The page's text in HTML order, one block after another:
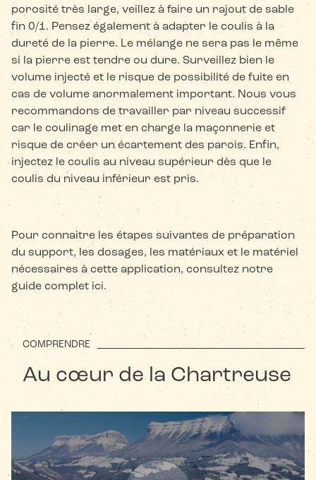
porosité très large, veillez à faire un rajout de sable
fin 0/1. Pensez également à adapter le coulis à la
dureté de la pierre. Le mélange ne sera pas le même
si la pierre est tendre ou dure. Surveillez bien le
volume injecté et le risque de possibilité de fuite en
cas de volume anormalement important. Nous vous
recommandons de travailler par niveau successif
car le coulinage met en charge la maçonnerie et
risque de créer un écartement des parois. Enfin,
injectez le coulis au niveau supérieur dès que le
coulis du niveau inférieur est pris.
Pour connaitre les étapes suivantes de préparation
du support, les dosages, les matériaux et le matériel
nécessaires à cette application, consultez notre
guide complet ici.
COMPRENDRE
Au cœur de la Chartreuse